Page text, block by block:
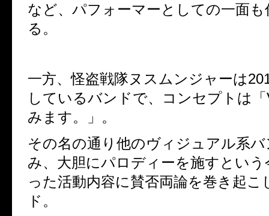
など、パフォーマーとしての一面
る。
一方、怪盗戦隊ヌスムンジャーは
しているバンドで、コンセプトは
みます。」。
その名の通り他のヴィジュアル系
み、大胆にパロディーを施すとい
った活動内容に賛否両論を巻き起こ
ド。